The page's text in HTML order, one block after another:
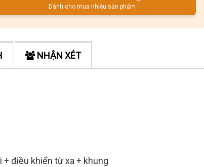
Dành cho mua nhiều sản phẩm
NHẬN XÉT
điều khiển từ xa + khung